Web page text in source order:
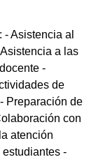
- Asistencia al
a las
-
de
Preparación de
con
atención
-